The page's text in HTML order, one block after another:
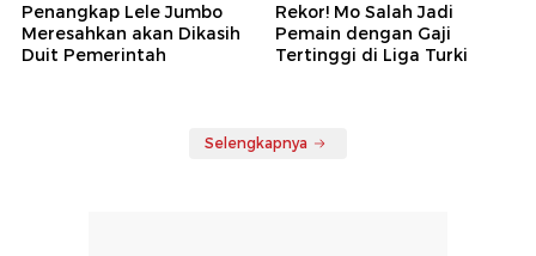
Penangkap Lele Jumbo
Meresahkan akan Dikasih
Duit Pemerintah
Rekor! Mo Salah Jadi
Pemain dengan Gaji
Tertinggi di Liga Turki
Selengkapnya